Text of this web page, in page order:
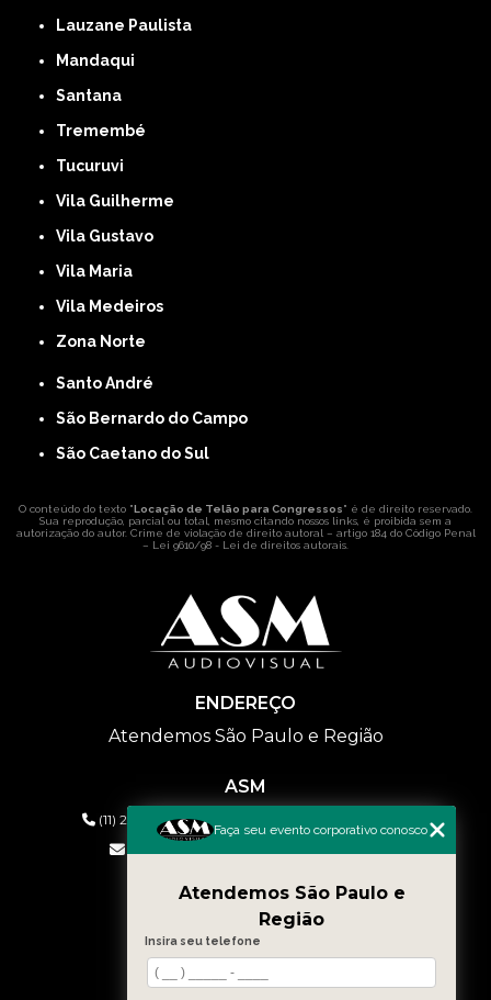
Lauzane Paulista
Mandaqui
Santana
Tremembé
Tucuruvi
Vila Guilherme
Vila Gustavo
Vila Maria
Vila Medeiros
Zona Norte
Santo André
São Bernardo do Campo
São Caetano do Sul
O conteúdo do texto "Locação de Telão para Congressos" é de direito reservado.
Sua reprodução, parcial ou total, mesmo citando nossos links, é proibida sem a
autorização do autor. Crime de violação de direito autoral – artigo 184 do Código Penal
– Lei 9610/98 - Lei de direitos autorais
ENDEREÇO
Atendemos São Paulo e Região
ASM
(11) 2626-2019 (11) 99577-9954
eventos@asmaudiovisual.com.br
MENU
HOME
QUEM SOMOS
SERVIÇOS
Faça seu evento corporativo conosco
Atendemos São Paulo e
Região
Insira seu telefone